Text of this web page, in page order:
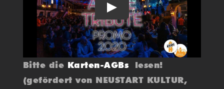
Play
Bitte die Karten-AGBs lesen!
(gefördert von NEUSTART KULTUR,